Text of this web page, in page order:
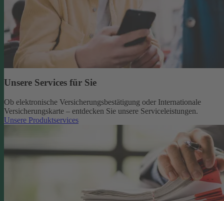
Unsere Services für Sie
Ob elektronische Versicherungsbestätigung oder Internationale
Versicherungskarte – entdecken Sie unsere Serviceleistungen.
Unsere Produktservices